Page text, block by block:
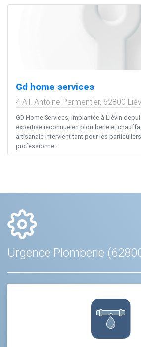
Gd home services
4 All. Antoine Parmentier, 62800
GD Home Services, implantée à Liévin
expertise reconnue en plomberie et
artisanale intervient tant pour les
professionne...
Urgence Plomberie